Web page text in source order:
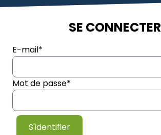
SE CONNECTER
E-mail*
Mot de passe*